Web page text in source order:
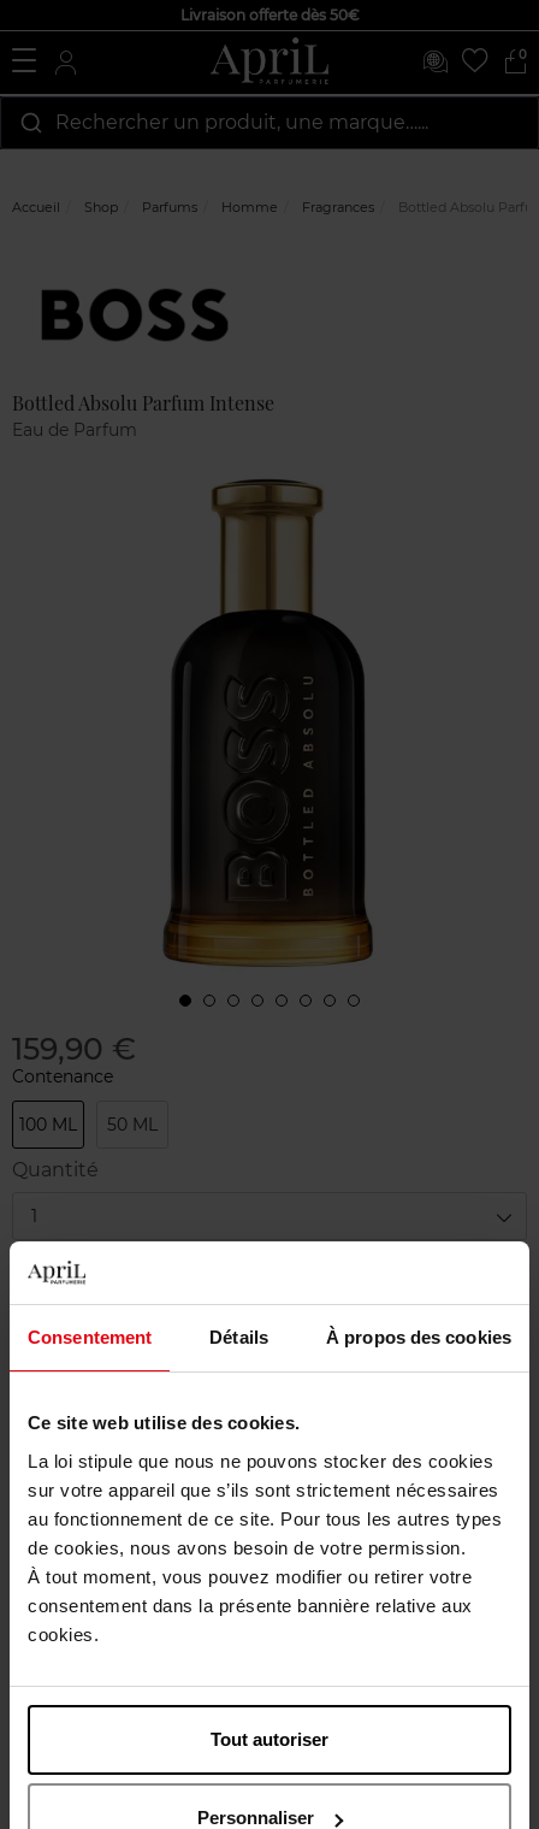
Consentement Détails À propos des cookies
Ce site web utilise des cookies.
La loi stipule que nous ne pouvons stocker des cookies
sur votre appareil que s’ils sont strictement nécessaires
au fonctionnement de ce site. Pour tous les autres types
de cookies, nous avons besoin de votre permission.
À tout moment, vous pouvez modifier ou retirer votre
consentement dans la présente bannière relative aux
cookies.
Tout autoriser
Personnaliser
Livraison offerte dès 50€
0
Rechercher un produit, une marque…...
Accueil Shop Parfums Homme Fragrances Bottled Absolu
Bottled Absolu Parfum Intense
Eau de Parfum
159,90 €
Contenance
100 ML 50 ML
Quantité
1
Livraison
Livraison gratuite à partir de 50€
Retour gratuit dans votre magasin
Description
Caractéristiques